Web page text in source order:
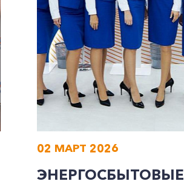
02 МАРТ 2026
ЭНЕРГОСБЫТОВЫЕ